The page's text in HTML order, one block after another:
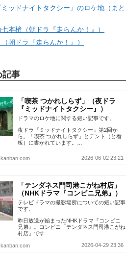
ッドナイトタクシー』のロケ地（まと
本槍（朝ドラ『走らんか！』）
（朝ドラ『走らんか！』）
記事
「喫茶 つかれしらず」（夜ドラ
『ミッドナイトタクシー』）
ドラマのロケ地に関する短い記事です。
夜ドラ『ミッドナイトタクシー』第2回か
ら。「喫茶 つかれしらず」とテント（と看
板）に書かれています。…
2026-06-02 23:21
「テンダネス門司港こがね村店」
（NHKドラマ『コンビニ兄弟』）
テレビドラマの撮影場所についての短い記事
です。
昨日放送が始まったNHKドラマ『コンビニ
兄弟』。コンビニ「テンダネス門司港こがね
村店」です…
2026-04-29 23:36